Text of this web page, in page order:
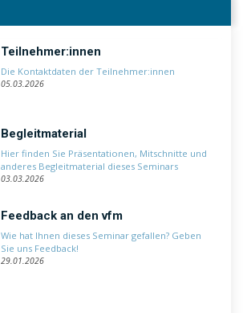
Teilnehmer:innen
Die Kontaktdaten der Teilnehmer:innen
05.03.2026
Begleitmaterial
Hier finden Sie Präsentationen, Mitschnitte und
anderes Begleitmaterial dieses Seminars
03.03.2026
Feedback an den vfm
Wie hat Ihnen dieses Seminar gefallen? Geben
Sie uns Feedback!
29.01.2026